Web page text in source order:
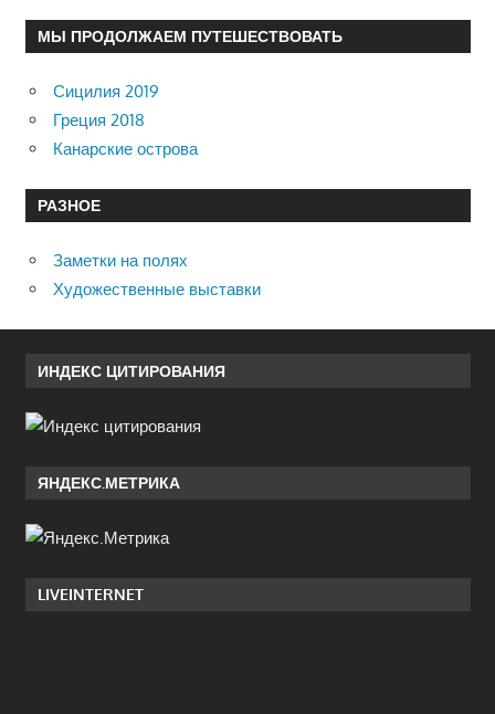
МЫ ПРОДОЛЖАЕМ ПУТЕШЕСТВОВАТЬ
Сицилия 2019
Греция 2018
Канарские острова
РАЗНОЕ
Заметки на полях
Художественные выставки
ИНДЕКС ЦИТИРОВАНИЯ
ЯНДЕКС.МЕТРИКА
LIVEINTERNET